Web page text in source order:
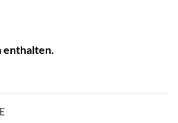
enthalten.